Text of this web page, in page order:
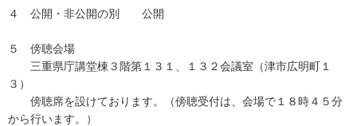
４ 公開・非公開の別 公開
５ 傍聴会場
三重県庁講堂棟３階第１３１、１３２会議室（津市広明町１
３）
傍聴席を設けております。（傍聴受付は、会場で１８時４５分
から行います。）